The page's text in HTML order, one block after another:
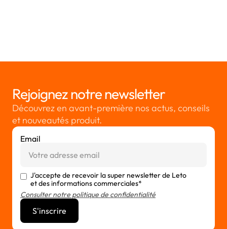
Rejoignez notre newsletter
Découvrez en avant-première nos actus, conseils
et nouveautés produit.
Email
J'accepte de recevoir la super newsletter de Leto
et des informations commerciales*
Consulter notre politique de confidentialité